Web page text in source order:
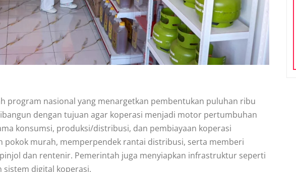
program nasional yang menargetkan pembentukan puluhan ribu
dengan tujuan agar koperasi menjadi motor pertumbuhan
konsumsi, produksi/distribusi, dan pembiayaan koperasi
pokok murah, memperpendek rantai distribusi, serta memberi
dan rentenir. Pemerintah juga menyiapkan infrastruktur seperti
sistem digital koperasi.